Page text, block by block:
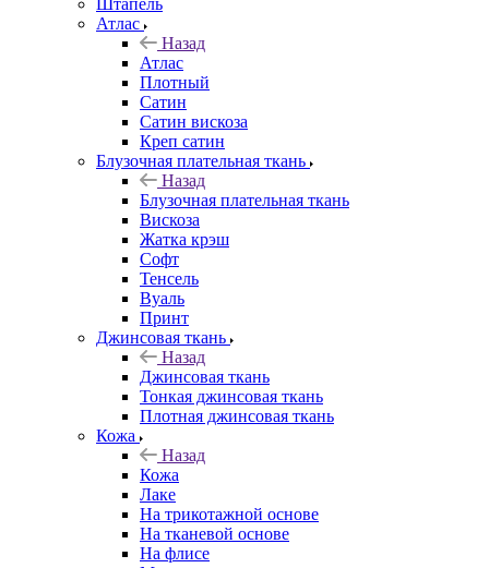
Штапель
Атлас
Назад
Атлас
Плотный
Сатин
Сатин вискоза
Креп сатин
Блузочная плательная ткань
Назад
Блузочная плательная ткань
Вискоза
Жатка крэш
Софт
Тенсель
Вуаль
Принт
Джинсовая ткань
Назад
Джинсовая ткань
Тонкая джинсовая ткань
Плотная джинсовая ткань
Кожа
Назад
Кожа
Лаке
На трикотажной основе
На тканевой основе
На флисе